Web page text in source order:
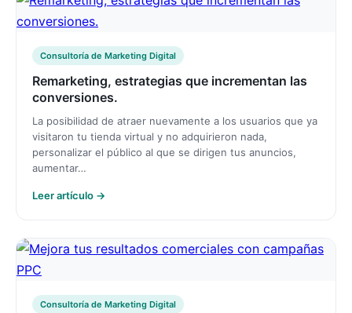
Consultoría de Marketing Digital
Remarketing, estrategias que incrementan las
conversiones.
La posibilidad de atraer nuevamente a los usuarios que ya
visitaron tu tienda virtual y no adquirieron nada,
personalizar el público al que se dirigen tus anuncios,
aumentar…
Leer artículo →
Consultoría de Marketing Digital